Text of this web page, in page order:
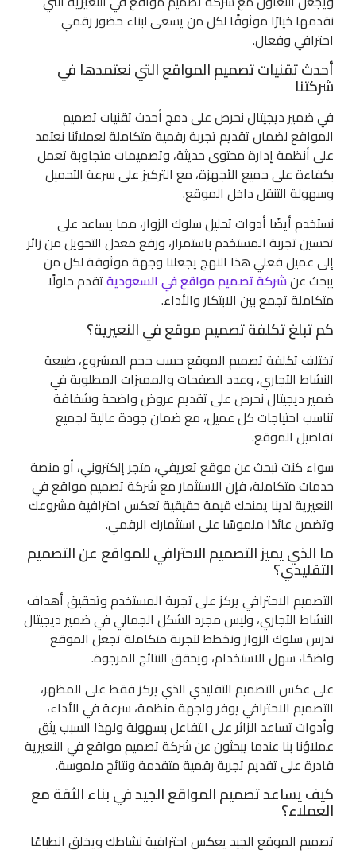
نقدمها خيارًا موثوقًا لكل من يسعى لبناء حضور رقمي
احترافي وفعال.
أحدث تقنيات تصميم المواقع التي نعتمدها في
شركتنا
في ضمير ديجيتال نحرص على دمج أحدث تقنيات تصميم
المواقع لضمان تقديم تجربة رقمية متكاملة لعملائنا نعتمد
على أنظمة إدارة محتوى حديثة، وتصميمات متجاوبة تعمل
بكفاءة على جميع الأجهزة، مع التركيز على سرعة التحميل
وسهولة التنقل داخل الموقع.
نستخدم أيضًا أدوات تحليل سلوك الزوار، مما يساعد على
تحسين تجربة المستخدم باستمرار، ورفع معدل التحويل من زائر
إلى عميل فعلي هذا النهج يجعلنا وجهة موثوقة لكل من
يبحث عنشركة تصميم مواقع في السعوديةتقدم حلولًا
متكاملة تجمع بين الابتكار والأداء.
كم تبلغ تكلفة تصميم موقع في النعيرية؟
تختلف تكلفة تصميم الموقع حسب حجم المشروع، طبيعة
النشاط التجاري، وعدد الصفحات والمميزات المطلوبة في
ضمير ديجيتال نحرص على تقديم عروض واضحة وشفافة
تناسب احتياجات كل عميل، مع ضمان جودة عالية لجميع
تفاصيل الموقع.
سواء كنت تبحث عن موقع تعريفي، متجر إلكتروني، أو منصة
خدمات متكاملة، فإن الاستثمار مع شركة تصميم مواقع في
النعيرية لدينا يمنحك قيمة حقيقية تعكس احترافية مشروعك
وتضمن عائدًا ملموسًا على استثمارك الرقمي.
ما الذي يميز التصميم الاحترافي للمواقع عن التصميم
التقليدي؟
التصميم الاحترافي يركز على تجربة المستخدم وتحقيق أهداف
النشاط التجاري، وليس مجرد الشكل الجمالي في ضمير ديجيتال
ندرس سلوك الزوار ونخطط لتجربة متكاملة تجعل الموقع
واضحًا، سهل الاستخدام، ويحقق النتائج المرجوة.
على عكس التصميم التقليدي الذي يركز فقط على المظهر،
التصميم الاحترافي يوفر واجهة منظمة، سرعة في الأداء،
وأدوات تساعد الزائر على التفاعل بسهولة ولهذا السبب يثق
عملاؤنا بنا عندما يبحثون عن شركة تصميم مواقع في النعيرية
قادرة على تقديم تجربة رقمية متقدمة ونتائج ملموسة.
كيف يساعد تصميم المواقع الجيد في بناء الثقة مع
العملاء؟
تصميم الموقع الجيد يعكس احترافية نشاطك ويخلق انطباعًا